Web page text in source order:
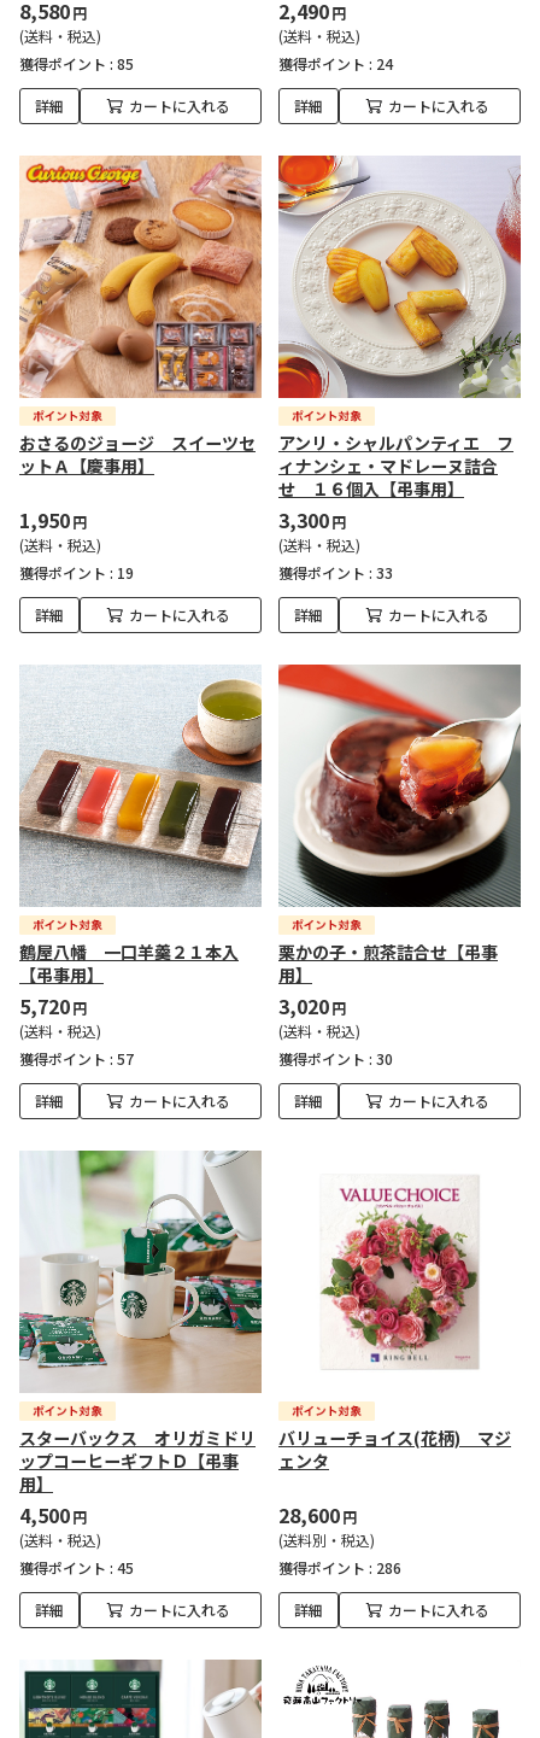
8,580円
(送料・税込)
獲得ポイント : 85
詳細 カートに入れる
2,490円
(送料・税込)
獲得ポイント : 24
詳細 カートに入れる
おさるのジョージ スイーツセ
ットＡ【慶事用】
1,950円
(送料・税込)
獲得ポイント : 19
詳細 カートに入れる
アンリ・シャルパンティエ フ
ィナンシェ・マドレーヌ詰合
せ １６個入【弔事用】
3,300円
(送料・税込)
獲得ポイント : 33
詳細 カートに入れる
鶴屋八幡 一口羊羹２１本入
【弔事用】
5,720円
(送料・税込)
獲得ポイント : 57
詳細 カートに入れる
栗かの子・煎茶詰合せ【弔事
用】
3,020円
(送料・税込)
獲得ポイント : 30
詳細 カートに入れる
スターバックス オリガミドリ
ップコーヒーギフトＤ【弔事
用】
4,500円
(送料・税込)
獲得ポイント : 45
詳細 カートに入れる
バリューチョイス(花柄) マジ
ェンタ
28,600円
(送料別・税込)
獲得ポイント : 286
詳細 カートに入れる